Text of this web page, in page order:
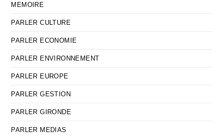
MEMOIRE
PARLER CULTURE
PARLER ECONOMIE
PARLER ENVIRONNEMENT
PARLER EUROPE
PARLER GESTION
PARLER GIRONDE
PARLER MEDIAS